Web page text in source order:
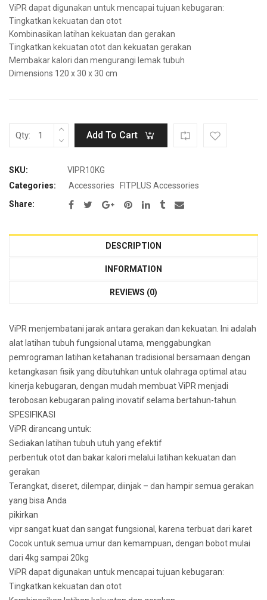
ViPR dapat digunakan untuk mencapai tujuan kebugaran:
Tingkatkan kekuatan dan otot
Kombinasikan latihan kekuatan dan gerakan
Tingkatkan kekuatan otot dan kekuatan gerakan
Membakar kalori dan mengurangi lemak tubuh
Dimensions 120 x 30 x 30 cm
Qty: Add To Cart
SKU:
VIPR10KG
Categories:
Accessories
FITPLUS Accessories
Share:
DESCRIPTION
INFORMATION
REVIEWS (0)
ViPR menjembatani jarak antara gerakan dan kekuatan. Ini adalah
alat latihan tubuh fungsional utama, menggabungkan
pemrograman latihan ketahanan tradisional bersamaan dengan
ketangkasan fisik yang dibutuhkan untuk olahraga optimal atau
kinerja kebugaran, dengan mudah membuat ViPR menjadi
terobosan kebugaran paling inovatif selama bertahun-tahun.
SPESIFIKASI
ViPR dirancang untuk:
Sediakan latihan tubuh utuh yang efektif
perbentuk otot dan bakar kalori melalui latihan kekuatan dan
gerakan
Terangkat, diseret, dilempar, diinjak – dan hampir semua gerakan
yang bisa Anda
pikirkan
vipr sangat kuat dan sangat fungsional, karena terbuat dari karet
Cocok untuk semua umur dan kemampuan, dengan bobot mulai
dari 4kg sampai 20kg
ViPR dapat digunakan untuk mencapai tujuan kebugaran:
Tingkatkan kekuatan dan otot